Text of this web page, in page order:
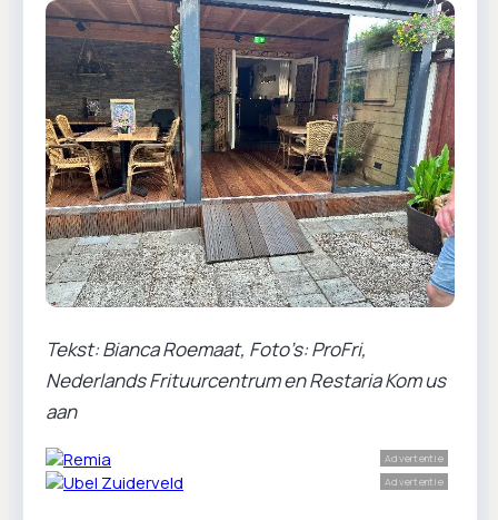
Tekst: Bianca Roemaat, Foto’s: ProFri,
Nederlands Frituurcentrum en Restaria Kom us
aan
Advertentie
Advertentie